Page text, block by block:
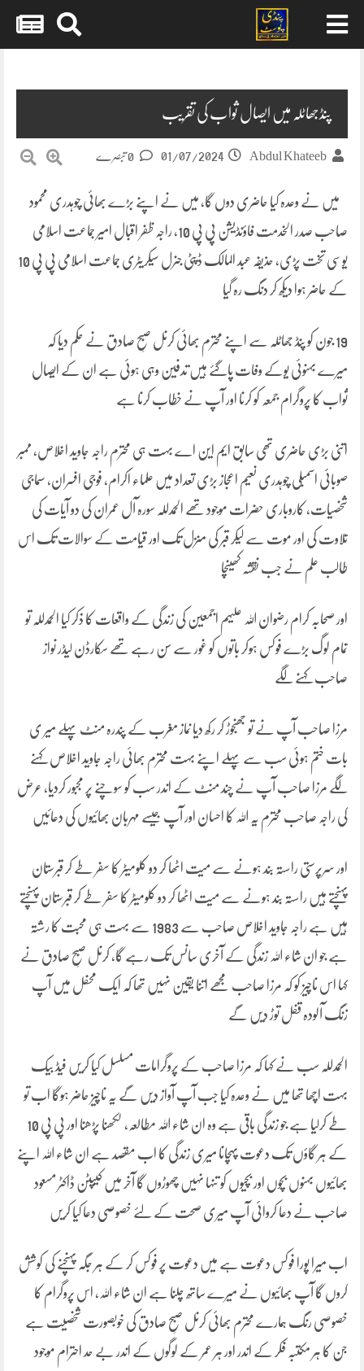
پنڈجھاٹلہ میں ایصال ثواب کی تقریب
Abdul Khateeb
01/07/2024
میں نے وعدہ کیا حاضری دوں گا، میں نے اپنے بڑے بھائی چوہدری محمود
صاحب صدر الخدمت فاؤنڈیشن پی پی 10، راجہ ظفر اقبال امیر جماعت اسلامی
یوسی تخت پڑی، حذیفہ عبد المالک ڈپٹی جنرل سیکریٹری جماعت اسلامی پی پی 10
کے حاضر ہوا دیکھ کر دنگ رہ گیا
19 جون کو پنڈ جھاٹلہ سے اپنے محترم بھائی کرنل صبحِ صادق نے حکم دیا کہ
میرے بہنوئی یوکے وفات پاگئے ہیں تدفین وہی ہوئی ہے ان کے ایصال
ثواب کا پروگرام جمعہ کو کرنا اور آپ نے خطاب کرنا ہے
اتنی بڑی حاضری تھی سابق ایم این اے بہت ہی محترم راجہ جاوید اخلاص، ممبر
صوبائی اسمبلی چوہدری نعیم اعجاز بڑی تعداد میں علماء اکرام، فوجی افسران، سماجی
شخصیات، کاروباری حضرات موجود تھے الحمدللہ سورہ آل عمران کی دو آیات کی
تلاوت کی اور موت سے لیکر قبر کی منزل تک اور قیامت کے سوالات تک اس
طالب علم نے جب نقشہ کھینچا
اور صحابہ کرام رضوان اللہ علیہم اجمعین کی زندگی کے واقعات کا ذکر کیا الحمدللہ تو
تمام لوگ بڑے فوکس ہوکر باتوں کو غور سے سن رہے تھے سکارڈن لیڈر نواز
صاحب کہنے لگے
مرزا صاحب آپ نے تو جھنجوڑ کر رکھ دیا نماز مغرب کے پندرہ منٹ پہلے میر ی
بات ختم ہوئی سب سے پہلے اپنے بہت محترم بھائی راجہ جاوید اخلاص کہنے
لگے مرزا صاحب آپ نے چند منٹ کے اندر سب کو سوچنے پر مجبور کردیا، عرض
کی راجہ صاحب محترم یہ اللہ کا احسان اور آپ جیسے مہربان بھائیوں کی دعائیں
اور سرپرستی راستہ بند ہونے سے میت اٹھا کر دو کلومیٹر کا سفر طے کر قبرستان
پہنچتے ہیں راستہ بند ہونے سے میت اٹھا کر دو کلومیٹر کا سفر طے کر قبرستان پہنچتے
ہیں ہے راجہ جاوید اخلاص صاحب سے 1983 سے بہت ہی محبت کا رشتہ
ہے جو ان شاء اللہ زندگی کے آخری سانس تک رہے گا، کرنل صبحِ صادق نے
کہا اس ناچیز کو کہ مرزا صاحب مجھے اتنا یقین نہیں تھا کہ ایک محفل میں آپ
زنگ آلودہ قفل توڑ دیں گے
الحمدللہ سب نے کہا کہ مرزا صاحب کے پروگرامات مسلسل کیا کریں فیڈ بیک
بہت اچھا تھا میں نے وعدہ کیا جب آپ آواز دیں گے یہ ناچیز حاضر ہوگا اب تو
طے کرلیا ہے جو زندگی باقی ہے وہ ان شاء اللہ مطالعہ، لکھنا پڑھنا اور پی پی 10
کے ہر گاؤں تک دعوت پہچانا میری زندگی کا اب مقصد ہے ان شاء اللہ اپنے
بھائیوں بہنوں بچوں اور بچیوں کو تنہا نہیں چھوڑوں گا آخر میں کیپٹن ڈاکٹر مسعود
صاحب نے دعا کروائی آپ میری صحت کے لئے خصوصی دعا کیا کریں
اب میرا پورا فوکس دعوت ہے میں دعوت پر فوکس کر کے ہر جگہ پہنچنے کی کوشش
کروں گا آپ بھائیوں نے میرے ساتھ چلنا ہے ان شاء اللہ، اس پروگرام کا
خصوصی رنگ ہمارے محترم بھائی کرنل صبحِ صادق کی خوبصورت شخصیت ہے
جن کا ہر مکتبہ فکر کے اندر اور ہر عمر کے لوگوں کے اندر بے حد احترام موجود